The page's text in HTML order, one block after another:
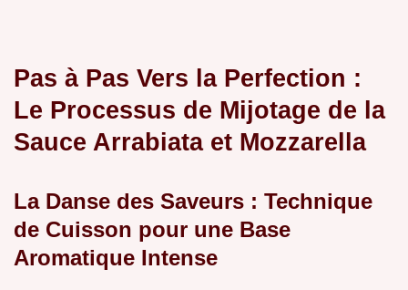
Pas à Pas Vers la Perfection :
Le Processus de Mijotage de la
Sauce Arrabiata et Mozzarella
La Danse des Saveurs : Technique
de Cuisson pour une Base
Aromatique Intense